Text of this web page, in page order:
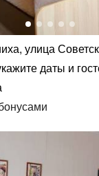
улица
даты и